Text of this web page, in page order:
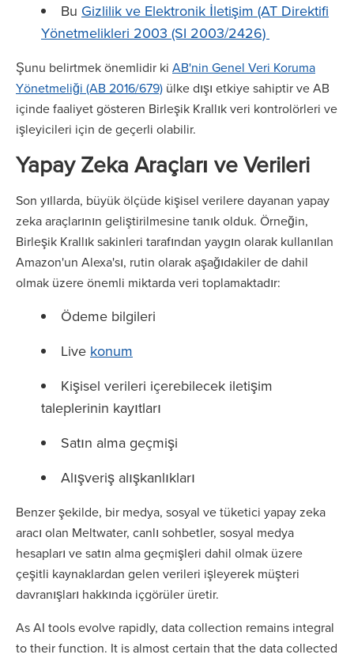
Bu Gizlilik ve Elektronik İletişim (AT Direktifi
Yönetmelikleri 2003 (SI 2003/2426)
Şunu belirtmek önemlidir ki AB'nin Genel Veri Koruma
Yönetmeliği (AB 2016/679) ülke dışı etkiye sahiptir ve AB
içinde faaliyet gösteren Birleşik Krallık veri kontrolörleri ve
işleyicileri için de geçerli olabilir.
Yapay Zeka Araçları ve Verileri
Son yıllarda, büyük ölçüde kişisel verilere dayanan yapay
zeka araçlarının geliştirilmesine tanık olduk. Örneğin,
Birleşik Krallık sakinleri tarafından yaygın olarak kullanılan
Amazon'un Alexa'sı, rutin olarak aşağıdakiler de dahil
olmak üzere önemli miktarda veri toplamaktadır:
Ödeme bilgileri
Live konum
Kişisel verileri içerebilecek iletişim
taleplerinin kayıtları
Satın alma geçmişi
Alışveriş alışkanlıkları
Benzer şekilde, bir medya, sosyal ve tüketici yapay zeka
aracı olan Meltwater, canlı sohbetler, sosyal medya
hesapları ve satın alma geçmişleri dahil olmak üzere
çeşitli kaynaklardan gelen verileri işleyerek müşteri
davranışları hakkında içgörüler üretir.
As AI tools evolve rapidly, data collection remains integral
to their function. It is almost certain that the data collected